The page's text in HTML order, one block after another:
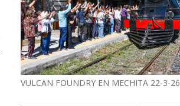
VULCAN FOUNDRY EN MECHITA 22-3-26